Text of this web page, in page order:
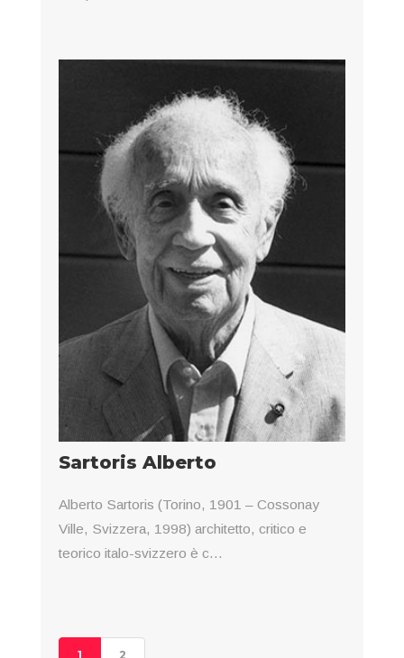
Sartoris Alberto
Alberto Sartoris (Torino, 1901 – Cossonay
Ville, Svizzera, 1998) architetto, critico e
teorico italo-svizzero è c...
1 2